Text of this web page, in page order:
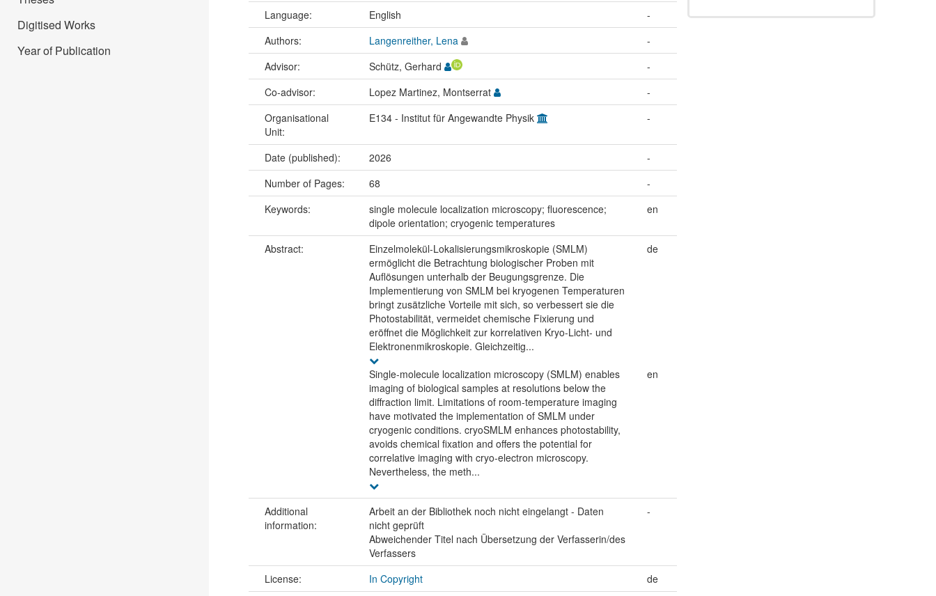
Digitised Works
Year of Publication
Language:
English
-
Authors:
Langenreither, Lena
-
Advisor:
Schütz, Gerhard
-
Co-advisor:
Lopez Martinez, Montserrat
-
Organisational
Unit:
E134 - Institut für Angewandte Physik -
Date (published): 2026
-
Number of Pages:
68
-
Keywords:
single molecule localization microscopy; fluorescence;
dipole orientation; cryogenic temperatures
en
Abstract:
Einzelmolekül-Lokalisierungsmikroskopie (SMLM)
ermöglicht die Betrachtung biologischer Proben mit
Auflösungen unterhalb der Beugungsgrenze. Die
Implementierung von SMLM bei kryogenen Temperaturen
bringt zusätzliche Vorteile mit sich, so verbessert sie die
Photostabilität, vermeidet chemische Fixierung und
eröffnet die Möglichkeit zur korrelativen Kryo-Licht- und
Elektronenmikroskopie. Gleichzeitig...
de
Single-molecule localization microscopy (SMLM) enables
imaging of biological samples at resolutions below the
diffraction limit. Limitations of room-temperature imaging
have motivated the implementation of SMLM under
cryogenic conditions. cryoSMLM enhances photostability,
avoids chemical fixation and offers the potential for
correlative imaging with cryo-electron microscopy.
Nevertheless, the meth...
en
Additional
information:
Arbeit an der Bibliothek noch nicht eingelangt - Daten
nicht geprüft
Abweichender Titel nach Übersetzung der Verfasserin/des
Verfassers
-
License: In Copyright de